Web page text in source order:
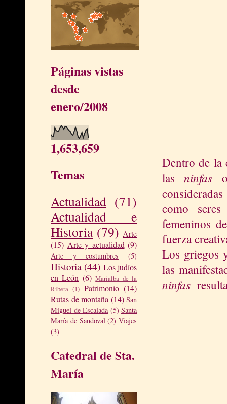
Páginas vistas
desde
enero/2008
1,653,659
Temas
Actualidad (71)
Actualidad e
Historia (79) Arte
(15) Arte y actualidad (9)
Arte y costumbres (5)
Historia (44) Los judíos
en León (6) Marialba de la
Ribera (1) Patrimonio (14)
Rutas de montaña (14) San
Miguel de Escalada (5) Santa
María de Sandoval (2) Viajes
(3)
Catedral de Sta.
María
Dentro de la
lasninfas
como
femeninos
fuerza
Los griegos
las
ninfas